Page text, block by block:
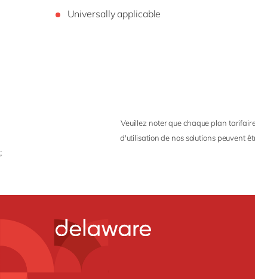
Universally applicable
Veuillez noter que chaque plan
d'utilisation de nos solutions peuvent
;